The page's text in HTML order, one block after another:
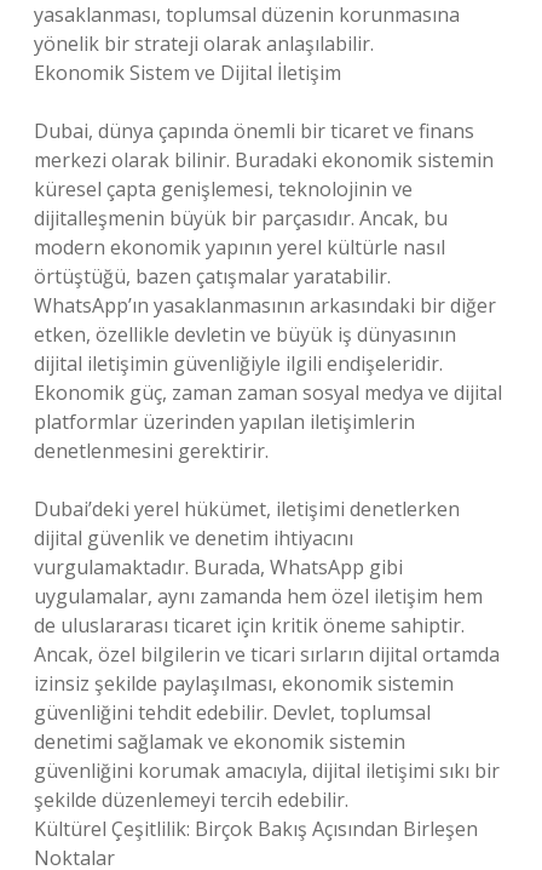
yasaklanması, toplumsal düzenin korunmasına
yönelik bir strateji olarak anlaşılabilir.
Ekonomik Sistem ve Dijital İletişim
Dubai, dünya çapında önemli bir ticaret ve finans
merkezi olarak bilinir. Buradaki ekonomik sistemin
küresel çapta genişlemesi, teknolojinin ve
dijitalleşmenin büyük bir parçasıdır. Ancak, bu
modern ekonomik yapının yerel kültürle nasıl
örtüştüğü, bazen çatışmalar yaratabilir.
WhatsApp’ın yasaklanmasının arkasındaki bir diğer
etken, özellikle devletin ve büyük iş dünyasının
dijital iletişimin güvenliğiyle ilgili endişeleridir.
Ekonomik güç, zaman zaman sosyal medya ve dijital
platformlar üzerinden yapılan iletişimlerin
denetlenmesini gerektirir.
Dubai’deki yerel hükümet, iletişimi denetlerken
dijital güvenlik ve denetim ihtiyacını
vurgulamaktadır. Burada, WhatsApp gibi
uygulamalar, aynı zamanda hem özel iletişim hem
de uluslararası ticaret için kritik öneme sahiptir.
Ancak, özel bilgilerin ve ticari sırların dijital ortamda
izinsiz şekilde paylaşılması, ekonomik sistemin
güvenliğini tehdit edebilir. Devlet, toplumsal
denetimi sağlamak ve ekonomik sistemin
güvenliğini korumak amacıyla, dijital iletişimi sıkı bir
şekilde düzenlemeyi tercih edebilir.
Kültürel Çeşitlilik: Birçok Bakış Açısından Birleşen
Noktalar